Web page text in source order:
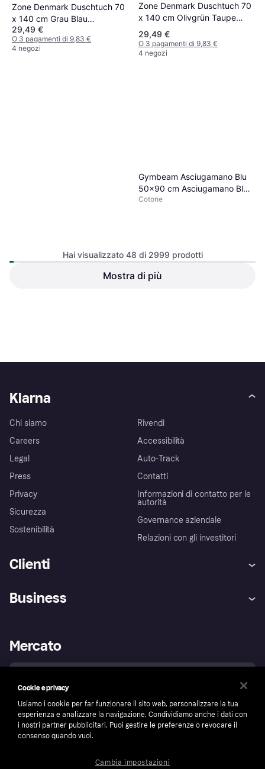
Zone Denmark Duschtuch 70
x 140 cm Grau Blau
Asciugamano (140x70cm)
29,49 €
O 3 pagamenti di 9,83 €
4 negozi
Zone Denmark Duschtuch 70
x 140 cm Olivgrün Taupe
Blau Nebel Asciugamano
(140x70cm)
29,49 €
O 3 pagamenti di 9,83 €
4 negozi
Gymbeam Asciugamano Blu
50x90 cm Asciugamano Blu
(90x)
Cotone
Hai visualizzato 48 di 2999 prodotti
Mostra di più
Klarna
Chi siamo
Careers
Legal
Press
Privacy
Sicurezza
Sostenibilità
Rivendi
Accessibilità
Auto-Track
Contatti
Informazioni di contatto per le
autorità
Governance aziendale
Relazioni con gli investitori
Clienti
Esplora i negozi
Politica di protezione
dell'acquirente Klarna
Business
Accesso aziende
Mercato
Segui
Cookie e privacy
Usiamo i cookie per far funzionare il sito web, personalizzare la tua
esperienza e analizzare la navigazione. Condividiamo anche i dati con
i nostri partner pubblicitari. Puoi gestire le preferenze o revocare il
consenso quando vuoi.
Cambia impostazioni